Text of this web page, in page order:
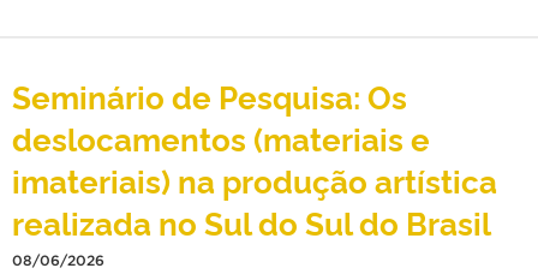
Seminário de Pesquisa: Os
deslocamentos (materiais e
imateriais) na produção artística
realizada no Sul do Sul do Brasil
08/06/2026